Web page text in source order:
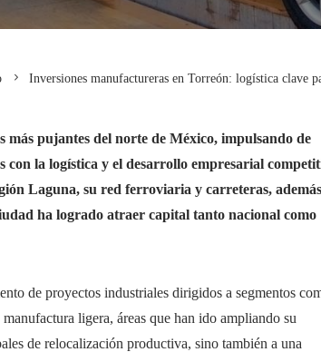
Inversiones manufactureras en Torreón: logística clave
más pujantes del norte de México, impulsando de
la logística y el desarrollo empresarial
Laguna, su red ferroviaria y carreteras,
ha logrado atraer capital tanto nacional como
de proyectos industriales dirigidos a segmentos
ligera, áreas que han ido ampliando su
de relocalización productiva, sino también a una